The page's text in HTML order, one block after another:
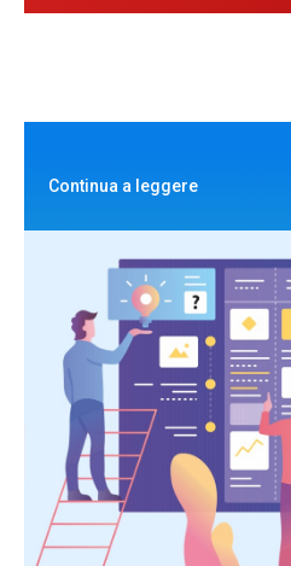
Continua a leggere